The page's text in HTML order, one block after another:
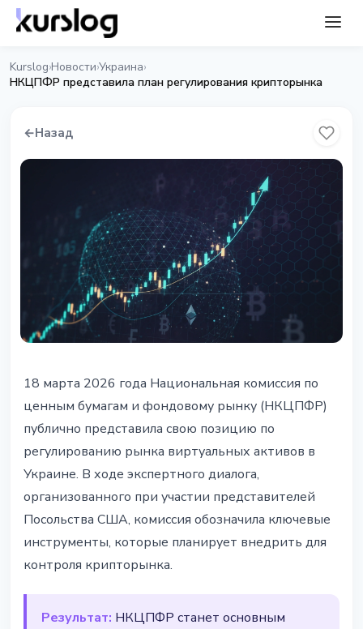
Kurslog›Новости›Украина›
НКЦПФР представила план регулирования крипторынка
←Назад
НКЦПФР представила план
регулирования крипторынка в
Украине
21 марта 2026 г. 3 мин чтения
Наталия Дорофеева
18 марта 2026 года Национальная комиссия по
ценным бумагам и фондовому рынку (НКЦПФР)
публично представила свою позицию по
регулированию рынка виртуальных активов в
Украине. В ходе экспертного диалога,
организованного при участии представителей
Посольства США, комиссия обозначила ключевые
инструменты, которые планирует внедрить для
контроля крипторынка.
Результат: НКЦПФР станет основным